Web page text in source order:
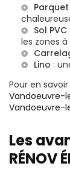
Sol PVC
les zones
Lino :
Pour en
Vandoeuvre-
Vandoeuvre-
Les
RÉNOV